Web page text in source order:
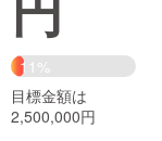
Creation
コミュニティ
11%
目標金額は
2,500,000円